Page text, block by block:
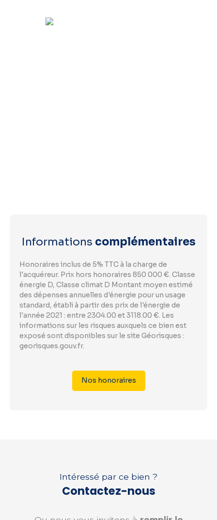
Informations complémentaires
Honoraires inclus de 5% TTC à la charge de
l'acquéreur. Prix hors honoraires 850 000 €. Classe
énergie D, Classe climat D Montant moyen estimé
des dépenses annuelles d'énergie pour un usage
standard, établi à partir des prix de l'énergie de
l'année 2021 : entre 2304.00 et 3118.00 €. Les
informations sur les risques auxquels ce bien est
exposé sont disponibles sur le site Géorisques :
georisques.gouv.fr.
Nos honoraires
Intéressé par ce bien ?
Contactez-nous